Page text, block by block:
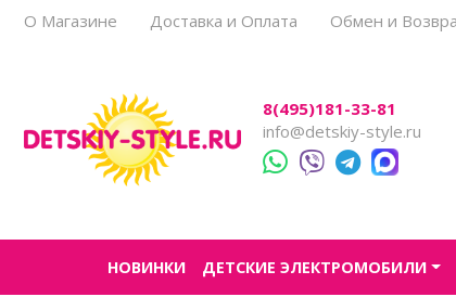
О Магазине Доставка и Оплата Обмен и
8(495)181-33-81
info@detskiy-style.ru
НОВИНКИ ДЕТСКИЕ ЭЛЕКТРОМОБИЛИ
Легковые
Двухместные
Квадроциклы
Для прогулок
Для города
Электроскутеры
Детский электроснегокаты
Одноместные
Двухместные
Каталог